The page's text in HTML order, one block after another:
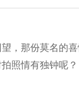
，那份莫名的
照情有独钟呢